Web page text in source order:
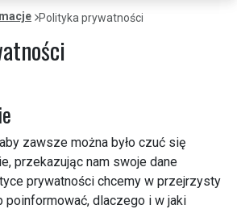
Polityka prywatności
zawsze można było czuć się
przekazując nam swoje dane
prywatności chcemy w przejrzysty
poinformować, dlaczego i w jaki